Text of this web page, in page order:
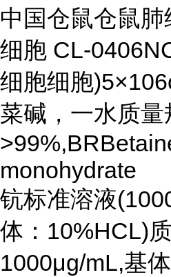
中国仓鼠仓鼠
细胞 CL-
细胞细胞
菜碱，一水质量
monohydrate
钪标准溶液
体：10%HCL)
1000μg/mL,基体